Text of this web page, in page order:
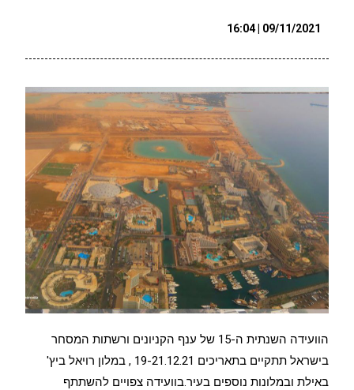
09/11/2021 | 16:04
הוועידה השנתית ה-15 של ענף הקניונים ורשתות המסחר
בישראל תתקיים בתאריכים 19-21.12.21 , במלון רויאל ביץ'
באילת ובמלונות נוספים בעיר.בוועידה צפויים להשתתף